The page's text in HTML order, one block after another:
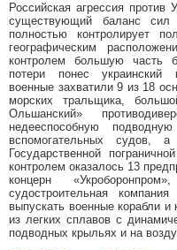
Российская агрессия
существующий баланс
полностью контролирует
географическим
контролем большую часть
потери понес украинский
военные захватили 9 из 18
морских тральщика,
Ольшанский»
недееспособную
вспомогательных
Государственной
контролем оказалось 13
концерн
судостроительная
выпускать военные корабли
из легких сплавов с
подводных крыльях и на